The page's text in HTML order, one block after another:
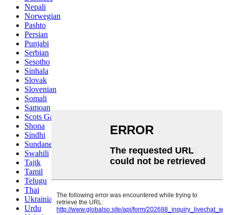
Nepali
Norwegian
Pashto
Persian
Punjabi
Serbian
Sesotho
Sinhala
Slovak
Slovenian
Somali
Samoan
Scots Gaelic
Shona
Sindhi
Sundanese
Swahili
Tajik
Tamil
Telugu
Thai
Ukrainian
Urdu